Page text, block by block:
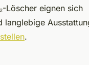
Löscher eignen sich
langlebige
.